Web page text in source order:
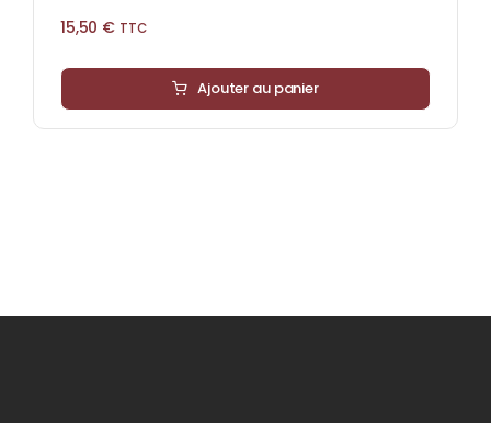
15,50 € TTC
Ajouter au panier